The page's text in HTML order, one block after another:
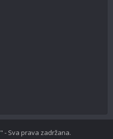
" - Sva prava zadržana.